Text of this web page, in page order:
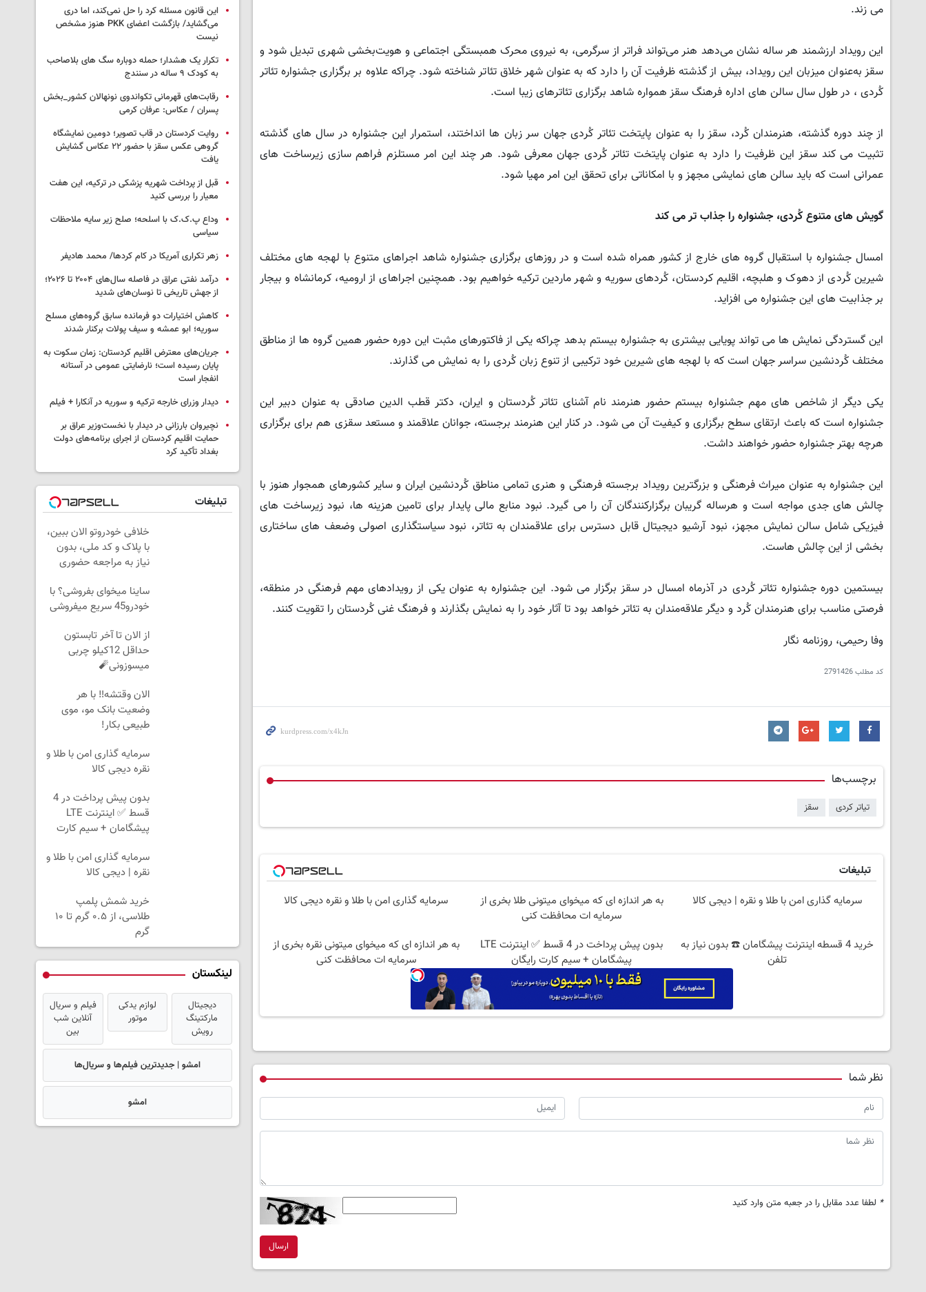
می زند.
این رویداد ارزشمند هر ساله نشان می‌دهد هنر می‌تواند فراتر از سرگرمی، به نیروی محرک همبستگی اجتماعی و هویت‌بخشی شهری تبدیل شود و
سقز به‌عنوان میزبان این رویداد، بیش از گذشته ظرفیت آن را دارد که به عنوان شهر خلاق تئاتر شناخته شود. چراکه علاوه بر برگزاری جشنواره تئاتر
کُردی ، در طول سال سالن های اداره فرهنگ سقز همواره شاهد برگزاری تئاترهای زیبا است.
از چند دوره گذشته، هنرمندان کُرد، سقز را به عنوان پایتخت تئاتر کُردی جهان سر زبان ها انداختند، استمرار این جشنواره در سال های گذشته
تثبیت می کند سقز این ظرفیت را دارد به عنوان پایتخت تئاتر کُردی جهان معرفی شود. هر چند این امر مستلزم فراهم سازی زیرساخت های
عمرانی است که باید سالن های نمایشی مجهز و با امکاناتی برای تحقق این امر مهیا شود.
گویش های متنوع کُردی، جشنواره را جذاب تر می کند
امسال جشنواره با استقبال گروه های خارج از کشور همراه شده است و در روزهای برگزاری جشنواره شاهد اجراهای متنوع با لهجه های مختلف
شیرین کُردی از دهوک و هلبچه، اقلیم کردستان، کُردهای سوریه و شهر ماردین ترکیه خواهیم بود. همچنین اجراهای از ارومیه، کرمانشاه و بیجار
بر جذابیت های این جشنواره می افزاید.
این گستردگی نمایش ها می تواند پویایی بیشتری به جشنواره بیستم بدهد چراکه یکی از فاکتورهای مثبت این دوره حضور همین گروه ها از مناطق
مختلف کُردنشین سراسر جهان است که با لهجه های شیرین خود ترکیبی از تنوع زبان کُردی را به نمایش می گذارند.
یکی دیگر از شاخص های مهم جشنواره بیستم حضور هنرمند نام آشنای تئاتر کُردستان و ایران، دکتر قطب الدین صادقی به عنوان دبیر این
جشنواره است که باعث ارتقای سطح برگزاری و کیفیت آن می شود. در کنار این هنرمند برجسته، جوانان علاقمند و مستعد سقزی هم برای برگزاری
هرچه بهتر جشنواره حضور خواهند داشت.
این جشنواره به عنوان میراث فرهنگی و بزرگترین رویداد برجسته فرهنگی و هنری تمامی مناطق کُردنشین ایران و سایر کشورهای همجوار هنوز با
چالش های جدی مواجه است و هرساله گریبان برگزارکنندگان آن را می گیرد. نبود منابع مالی پایدار برای تامین هزینه ها، نبود زیرساخت های
فیزیکی شامل سالن نمایش مجهز، نبود آرشیو دیجیتال قابل دسترس برای علاقمندان به تئاتر، نبود سیاستگذاری اصولی وضعف های ساختاری
بخشی از این چالش هاست.
بیستمین دوره جشنواره تئاتر کُردی در آذرماه امسال در سقز برگزار می شود. این جشنواره به عنوان یکی از رویدادهای مهم فرهنگی در منطقه،
فرصتی مناسب برای هنرمندان کُرد و دیگر علاقه‌مندان به تئاتر خواهد بود تا آثار خود را به نمایش بگذارند و فرهنگ غنی کُردستان را تقویت کنند.
وفا رحیمی، روزنامه نگار
کد مطلب2791426
برچسب‌ها
تیاتر کردی سقز
تبلیغات
سرمایه گذاری امن با طلا و نقره | دیجی کالا
به هر اندازه ای که میخوای میتونی طلا بخری از
سرمایه ات محافظت کنی
سرمایه گذاری امن با طلا و نقره دیجی کالا
خرید 4 قسطه اینترنت پیشگامان ☎️ بدون نیاز به
تلفن
بدون پیش پرداخت در 4 قسط ✅ اینترنت LTE
پیشگامان + سیم کارت رایگان
به هر اندازه ای که میخوای میتونی نقره بخری از
سرمایه ات محافظت کنی
نظر شما
* لطفا عدد مقابل را در جعبه متن وارد کنید
ارسال
این قانون مسئله کرد را حل نمی‌کند، اما دری
می‌گشاید/ بازگشت اعضای PKK هنوز مشخص
نیست
تکرار یک هشدار؛ حمله دوباره سگ های بلاصاحب
به کودک ۹ ساله در سنندج
رقابت‌های قهرمانی تکواندوی نونهالان کشور_بخش
پسران / عکاس: عرفان کرمی
روایت کردستان در قاب تصویر؛ دومین نمایشگاه
گروهی عکس سقز با حضور ۲۲ عکاس گشایش
یافت
قبل از پرداخت شهریه پزشکی در ترکیه، این هفت
معیار را بررسی کنید
وداع پ.ک.ک با اسلحه؛ صلح زیر سایه ملاحظات
سیاسی
زهر تکراری آمریکا در کام کردها/ محمد هادیفر
درآمد نفتی عراق در فاصله سال‌های ۲۰۰۴ تا ۲۰۲۶؛
از جهش تاریخی تا نوسان‌های شدید
کاهش اختیارات دو فرمانده سابق گروه‌های مسلح
سوریه؛ ابو عمشه و سیف پولات برکنار شدند
جریان‌های معترض اقلیم کردستان: زمان سکوت به
پایان رسیده است؛ نارضایتی عمومی در آستانه
انفجار است
دیدار وزرای خارجه ترکیه و سوریه در آنکارا + فیلم
نچیروان بارزانی در دیدار با نخست‌وزیر عراق بر
حمایت اقلیم کردستان از اجرای برنامه‌های دولت
بغداد تأکید کرد
تبلیغات
خلافی خودروتو الان ببین،
با پلاک و کد ملی، بدون
نیاز به مراجعه حضوری
ساینا میخوای بفروشی؟ با
خودرو45 سریع میفروشی
از الان تا آخر تابستون
حداقل 12کیلو چربی
میسوزونی🧨
الان وقتشه‼️ با هر
وضعیت بانک مو، موی
طبیعی بکار!
سرمایه گذاری امن با طلا و
نقره دیجی کالا
بدون پیش پرداخت در 4
قسط ✅ اینترنت LTE
پیشگامان + سیم کارت
سرمایه گذاری امن با طلا و
نقره | دیجی کالا
خرید شمش پلمپ
طلاسی، از ۰.۵ گرم تا ۱۰
گرم
لینکستان
دیجیتال
مارکتینگ
رویش
لوازم یدکی
موتور
فیلم و سریال
آنلاین شب
بین
امشو | جدیدترین فیلم‌ها و سریال‌ها
امشو